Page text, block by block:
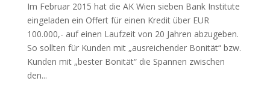
Im Februar 2015 hat die AK Wien sieben Bank Institute
eingeladen ein Offert für einen Kredit über EUR
100.000,- auf einen Laufzeit von 20 Jahren abzugeben.
So sollten für Kunden mit „ausreichender Bonität“ bzw.
Kunden mit „bester Bonität“ die Spannen zwischen
den...